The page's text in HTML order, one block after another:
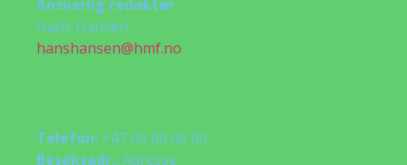
Ansvarlig redaktør
Hans Hansen
hanshansen@hmf.no
Telefon: +47 00 00 00 00
Besøksadr.:Adresse